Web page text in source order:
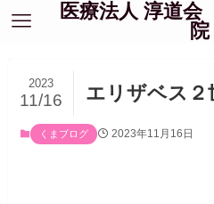
医療法人 淳道
院
エリザベス２
2023
11/16
くまブログ 2023年11月16日